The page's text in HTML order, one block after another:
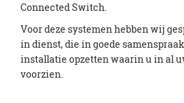
Connected Switch.
Voor deze systemen hebben wij
in dienst, die in goede
installatie opzetten waarin u in al
voorzien.